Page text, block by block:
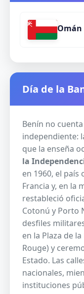
Omán
Día de la
Benín no
independiente:
que la enseña
la
en 1960, el
Francia y, en la
restableció
Cotonú y Porto
desfiles
en la Plaza de
Rouge) y
Estado. Las
nacionales,
instituciones